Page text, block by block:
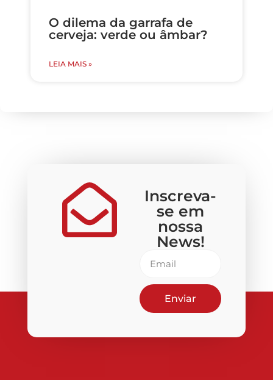
O dilema da garrafa de
cerveja: verde ou âmbar?
LEIA MAIS »
Inscreva-
se em
nossa
News!
Enviar